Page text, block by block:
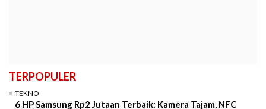
TERPOPULER
TEKNO
6 HP Samsung Rp2 Jutaan Terbaik: Kamera Tajam, NFC